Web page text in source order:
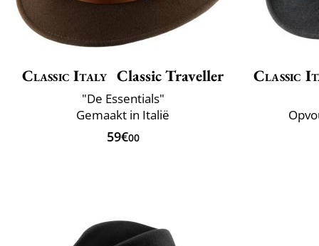
Classic Italy Classic Traveller
"De Essentials"
Gemaakt in Italië
59€00
Classic